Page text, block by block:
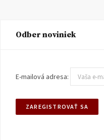
Odber noviniek
E-mailová adresa: